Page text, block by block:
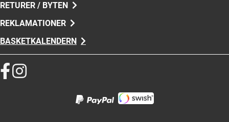
RETURER / BYTEN
REKLAMATIONER
BASKETKALENDERN